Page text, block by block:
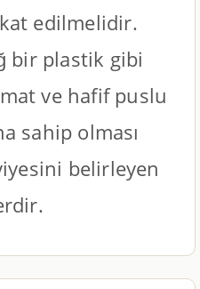
edilmelidir.
bir plastik gibi
ve hafif puslu
sahip olması
belirleyen